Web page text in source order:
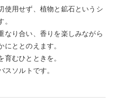
使用せず、植物と鉱石というシ
。
なり合い、香りを楽しみながら
ととのえます。
育むひとときを。
スソルトです。